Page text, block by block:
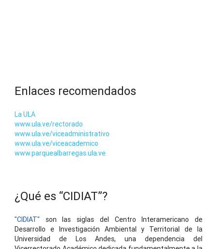
Enlaces recomendados
La ULA
www.ula.ve/rectorado
www.ula.ve/viceadministrativo
www.ula.ve/viceacademico
www.parquealbarregas.ula.ve
¿Qué es “CIDIAT”?
"CIDIAT" son las siglas del Centro Interamericano de
Desarrollo e Investigación Ambiental y Territorial de la
Universidad de Los Andes, una dependencia del